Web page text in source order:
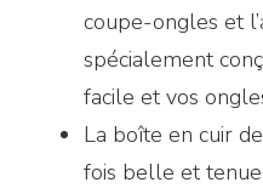
coupe-ongles et
spécialement
facile et vos
La boîte en cuir
fois belle et tenue